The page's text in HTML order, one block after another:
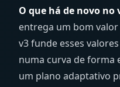
O que há de novo no
entrega um bom
v3 funde esses
numa curva de forma
um plano adaptativo